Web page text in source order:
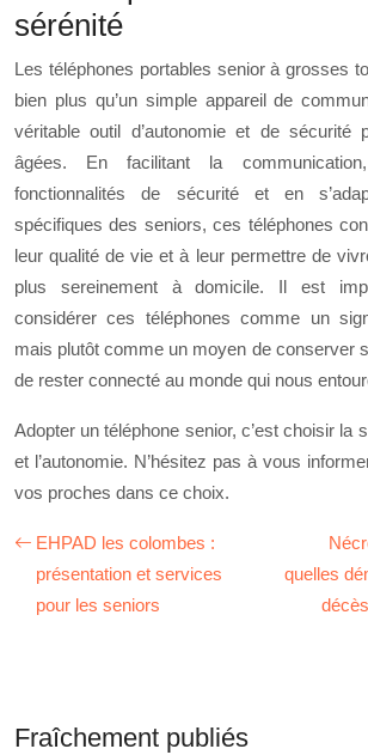
sérénité
Les téléphones portables senior à grosses
bien plus qu’un simple appareil de
véritable outil d’autonomie et de sécurité
âgées. En facilitant la
fonctionnalités de sécurité et en
spécifiques des seniors, ces téléphones
leur qualité de vie et à leur permettre de
plus sereinement à domicile. Il est
considérer ces téléphones comme un
mais plutôt comme un moyen de conserver
de rester connecté au monde qui nous
Adopter un téléphone senior, c’est choisir la
et l’autonomie. N’hésitez pas à vous
vos proches dans ce choix.
EHPAD les colombes :
présentation et services
pour les seniors
quelles
Fraîchement publiés